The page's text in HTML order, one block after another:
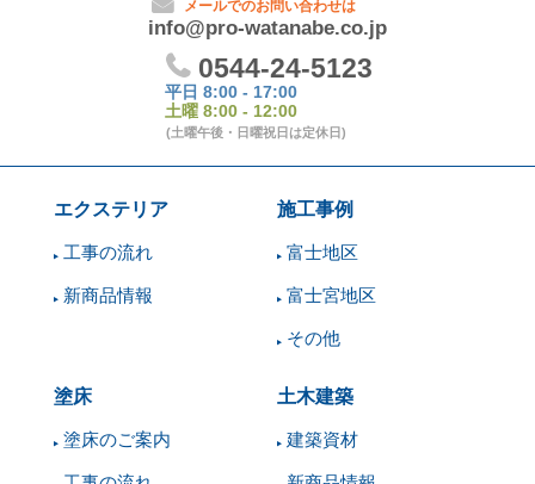
エクステリア
工事の流れ
新商品情報
施工事例
富士地区
富士宮地区
その他
塗床
塗床のご案内
土木建築
建築資材